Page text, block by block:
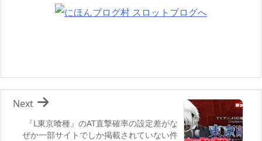
『L東京喰種』のAT直撃確率の設定差がな
ぜか一部サイトでしか掲載されていない件
Next